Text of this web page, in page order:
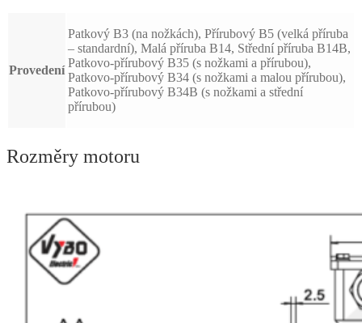
Provedení
Patkový B3 (na nožkách), Přírubový B5 (velká příruba
– standardní), Malá příruba B14, Střední příruba B14B,
Patkovo-přírubový B35 (s nožkami a přírubou),
Patkovo-přírubový B34 (s nožkami a malou přírubou),
Patkovo-přírubový B34B (s nožkami a střední
přírubou)
Rozměry motoru